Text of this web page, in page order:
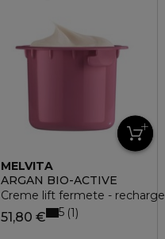
MELVITA
ARGAN BIO-ACTIVE
Creme lift fermete - recharge
51,80 € 5 1